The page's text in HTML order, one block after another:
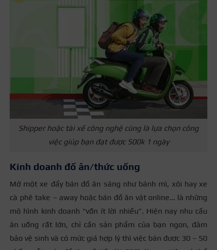
Shipper hoặc tài xế công nghệ cũng là lựa chọn công
việc giúp bạn đạt được 500k 1 ngày
Kinh doanh đồ ăn/thức uống
Mở một xe đẩy bán đồ ăn sáng như bánh mì, xôi hay xe
cà phê take – away hoặc bán đồ ăn vặt online… là những
mô hình kinh doanh “vốn ít lời nhiều”. Hiện nay nhu cầu
ăn uống rất lớn, chỉ cần sản phẩm của bạn ngon, đảm
bảo vệ sinh và có mức giá hợp lý thì việc bán được 30 – 50